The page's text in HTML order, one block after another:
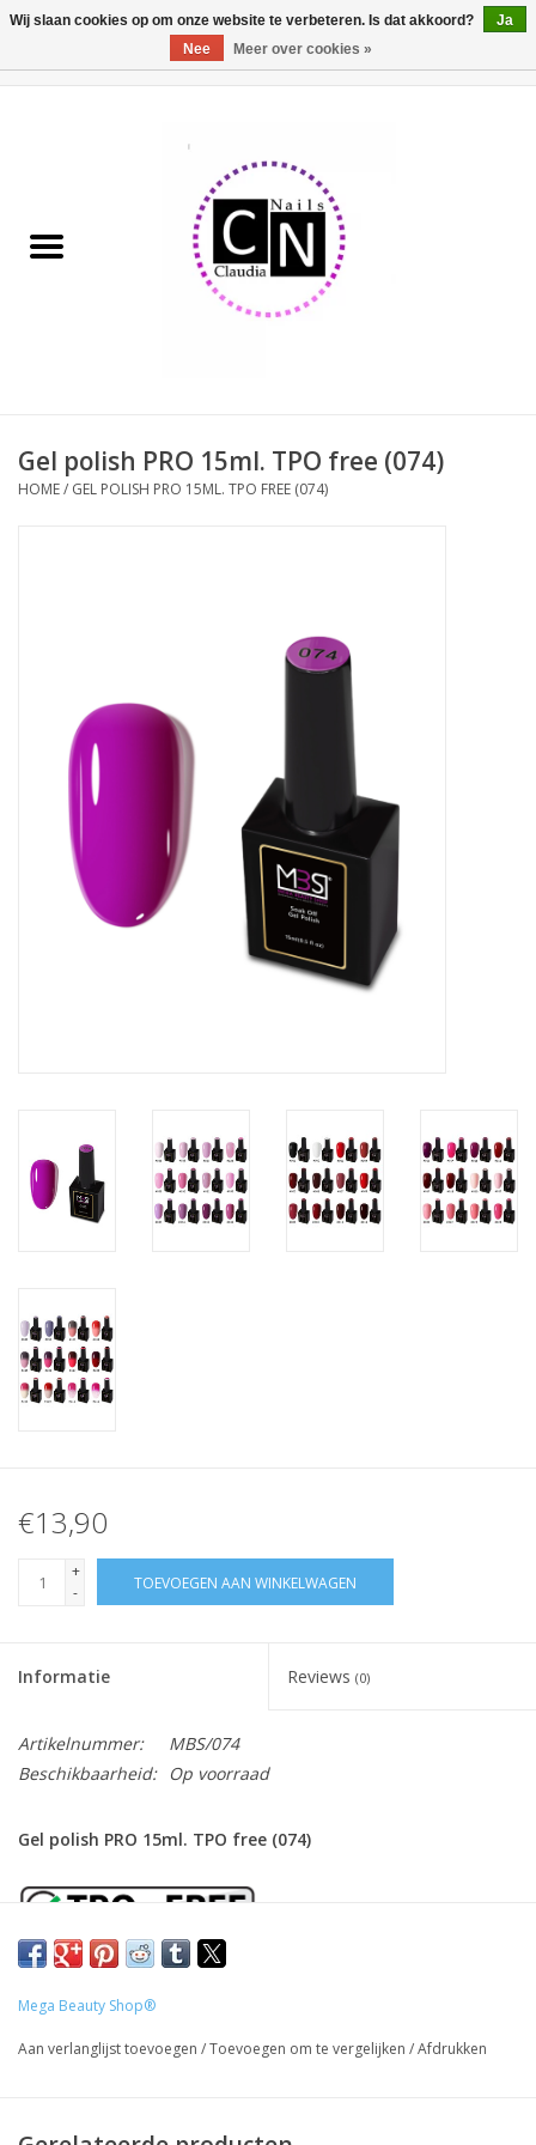
Pedicure producten
Acrylpoeder
NailArt Producten
Startpakketten
NIEUW! MBS Producten
Hema free line/Hypoallergenic
Glitters ombre Spray
Nail Mist
Gel polish PRO 15ml. TPO free (074)
HOME/ GEL POLISH PRO 15ML. TPO FREE (074)
€13,90
+
-
TOEVOEGEN AAN WINKELWAGEN
Informatie Reviews (0)
Artikelnummer:
MBS/074
Beschikbaarheid:
Op voorraad
Gel polish PRO 15ml. TPO free (074)
Diphenylphosphine Oxide) waardoor het ideaal is voor mensen
met een gevoelige huid of allergieën. Deze gel biedt sterke
Mega Beauty Shop®
Aan verlanglijst toevoegen /Toevoegen om te vergelijken /Afdrukken
Wij slaan cookies op om onze website te verbeteren. Is dat akkoord?
Ja
Nee
Meer over cookies »